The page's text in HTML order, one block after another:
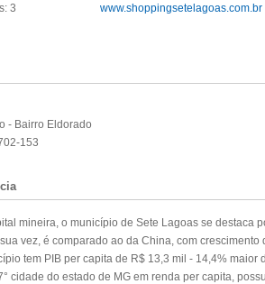
3
www.shoppingsetelagoas.com.br
- Bairro Eldorado
153
mineira, o município de Sete Lagoas se destaca
vez, é comparado ao da China, com crescimento
tem PIB per capita de R$ 13,3 mil - 14,4% maior
cidade do estado de MG em renda per capita,